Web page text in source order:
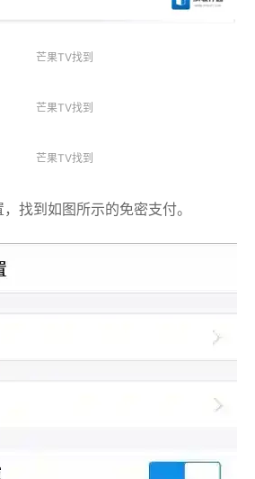
芒果TV找到
芒果TV找到
芒果TV找到
找到如图所示的免密支付。